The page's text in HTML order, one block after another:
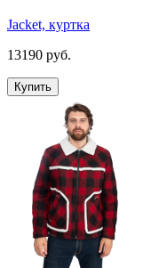
Jacket, куртка
13190 руб.
Купить